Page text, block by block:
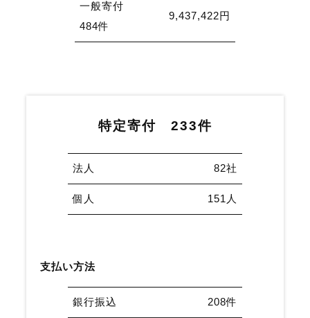
一般寄付
484件
9,437,422円
特定寄付 233件
法人 82社
個人 151人
支払い方法
銀行振込 208件